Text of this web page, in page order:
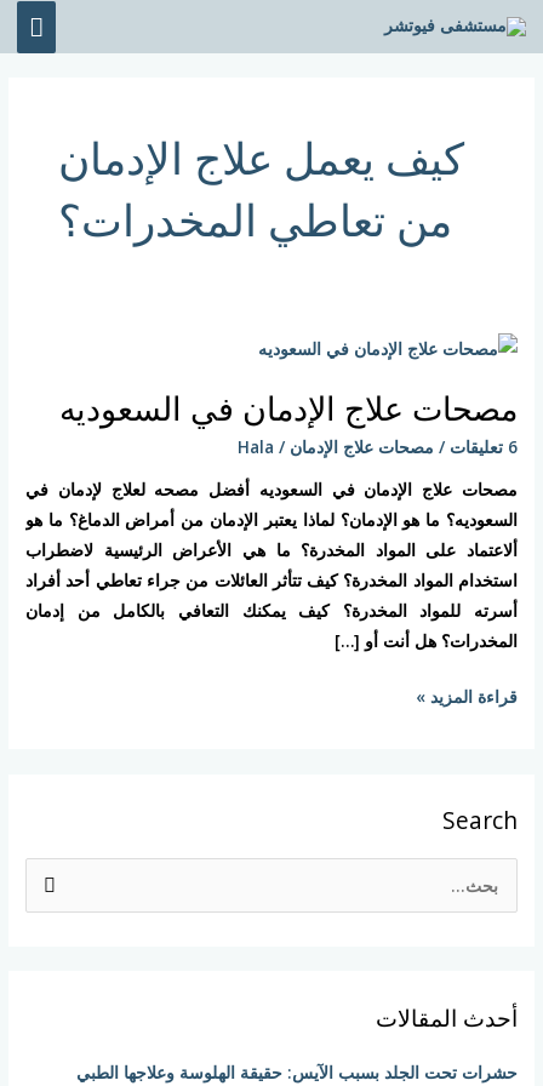
تخطي
إلى
كيف يعمل علاج الإدمان
من تعاطي المخدرات؟
مصحات علاج الإدمان في السعوديه
6 تعليقات / مصحات علاج الإدمان /
Hala
مصحات علاج الإدمان في السعوديه أفضل مصحه لعلاج لإدمان في
السعوديه؟ ما هو الإدمان؟ لماذا يعتبر الإدمان من أمراض الدماغ؟ ما هو
ألاعتماد على المواد المخدرة؟ ما هي الأعراض الرئيسية لاضطراب
استخدام المواد المخدرة؟ كيف تتأثر العائلات من جراء تعاطي أحد أفراد
أسرته للمواد المخدرة؟ كيف يمكنك التعافي بالكامل من إدمان
المخدرات؟ هل أنت أو […]
مصحات
الإدمان
في
قراءة المزيد »
Search
ث
أحدث المقالات
حشرات تحت الجلد بسبب الآيس: حقيقة الهلوسة وعلاجها الطبي